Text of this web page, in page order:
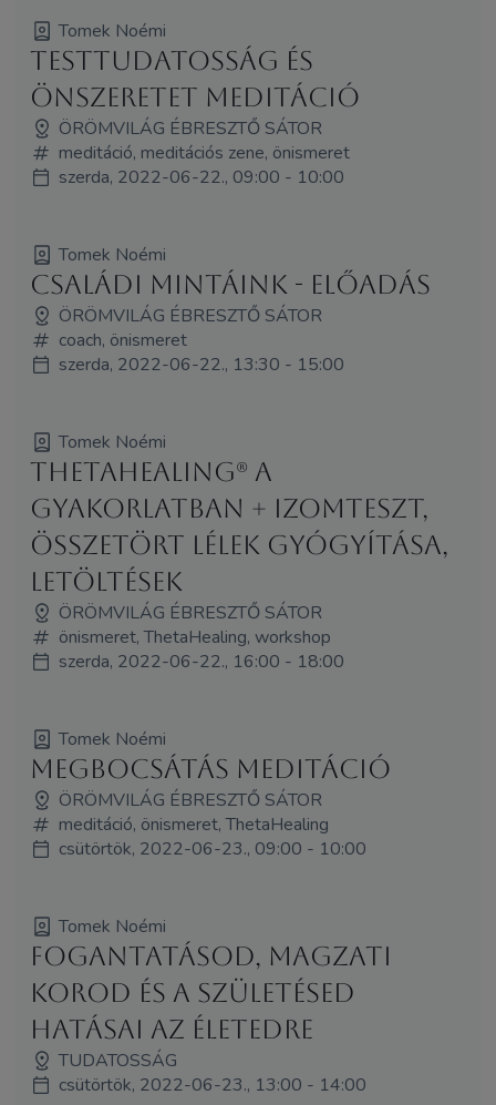
Tomek Noémi
Testtudatosság és
önszeretet meditáció
ÖRÖMVILÁG ÉBRESZTŐ SÁTOR
meditáció, meditációs zene, önismeret
szerda, 2022-06-22., 09:00 - 10:00
Tomek Noémi
Családi mintáink - előadás
ÖRÖMVILÁG ÉBRESZTŐ SÁTOR
coach, önismeret
szerda, 2022-06-22., 13:30 - 15:00
Tomek Noémi
ThetaHealing® a
gyakorlatban + izomteszt,
összetört lélek gyógyítása,
letöltések
ÖRÖMVILÁG ÉBRESZTŐ SÁTOR
önismeret, ThetaHealing, workshop
szerda, 2022-06-22., 16:00 - 18:00
Tomek Noémi
Megbocsátás meditáció
ÖRÖMVILÁG ÉBRESZTŐ SÁTOR
meditáció, önismeret, ThetaHealing
csütörtök, 2022-06-23., 09:00 - 10:00
Tomek Noémi
Fogantatásod, magzati
korod és a születésed
hatásai az életedre
TUDATOSSÁG
csütörtök, 2022-06-23., 13:00 - 14:00